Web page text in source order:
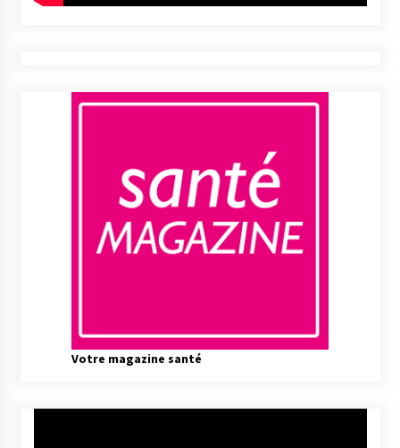
Votre magazine santé